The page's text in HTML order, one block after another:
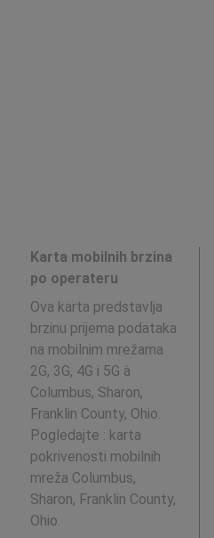
Karta mobilnih brzina
po operateru
Ova karta predstavlja
brzinu prijema podataka
na mobilnim mrežama
2G, 3G, 4G i 5G à
Columbus, Sharon,
Franklin County, Ohio.
Pogledajte : karta
pokrivenosti mobilnih
mreža Columbus,
Sharon, Franklin County,
Ohio.